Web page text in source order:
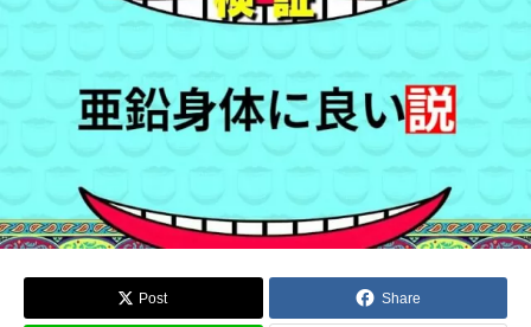
Post Share